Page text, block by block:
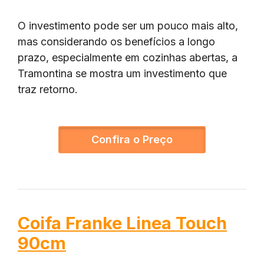
O investimento pode ser um pouco mais alto,
mas considerando os benefícios a longo
prazo, especialmente em cozinhas abertas, a
Tramontina se mostra um investimento que
traz retorno.
Confira o Preço
Coifa Franke Linea Touch
90cm